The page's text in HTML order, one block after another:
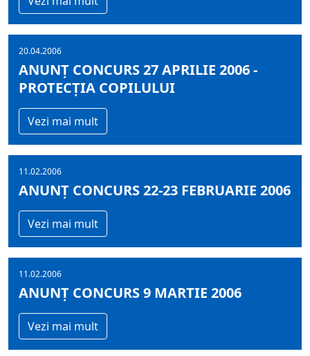
20.04.2006
ANUNŢ CONCURS 27 APRILIE 2006 -
PROTECŢIA COPILULUI
Vezi mai mult
11.02.2006
ANUNŢ CONCURS 22-23 FEBRUARIE 2006
Vezi mai mult
11.02.2006
ANUNŢ CONCURS 9 MARTIE 2006
Vezi mai mult